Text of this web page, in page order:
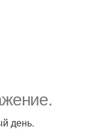
день.